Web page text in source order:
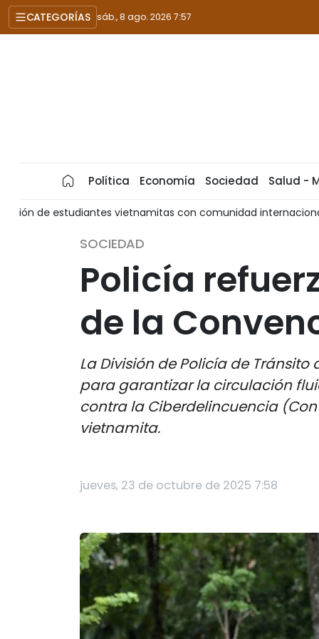
CATEGORÍAS sáb., 8 ago. 2026 7:57
Política Economía Sociedad Salud -
Hanói acelera campaña de identificación de restos de
SOCIEDAD
Policía
de la
La División de Policía de
para garantizar la circulación
contra la Ciberdelincuencia
vietnamita.
jueves, 23 de octubre de 2025 7:58